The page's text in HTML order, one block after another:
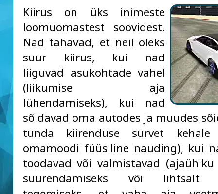
Kiirus on üks inimeste
loomuomastest soovidest.
Nad tahavad, et neil oleks
suur kiirus, kui nad
liiguvad asukohtade vahel
(liikumise aja
lühendamiseks), kui nad
sõidavad oma autodes ja muudes
tunda kiirenduse survet
omamoodi füüsiline nauding), kui
toodavad või valmistavad
suurendamiseks või lihtsalt